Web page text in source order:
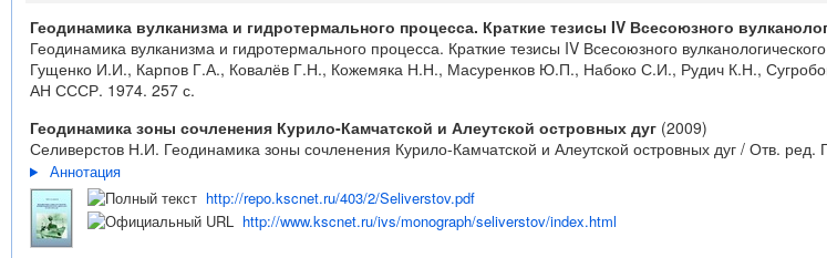
Геодинамика вулканизма и гидротермального процесса. Краткие тезисы IV Всесоюзного
Геодинамика вулканизма и гидротермального процесса. Краткие тезисы IV Всесоюзного
Гущенко И.И., Карпов Г.А., Ковалёв Г.Н., Кожемяка Н.Н., Масуренков Ю.П., Набоко С.И., Рудич К.Н.,
АН СССР. 1974. 257 с.
Геодинамика зоны сочленения Курило-Камчатской и Алеутской островных дуг (2009)
Селиверстов Н.И. Геодинамика зоны сочленения Курило-Камчатской и Алеутской островных дуг / Отв.
Аннотация
http://repo.kscnet.ru/403/2/Seliverstov.pdf
http://www.kscnet.ru/ivs/monograph/seliverstov/index.html